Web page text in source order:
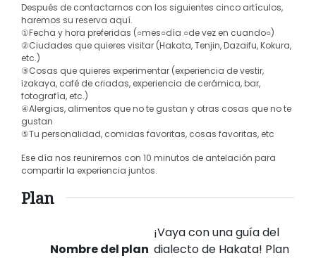
Después de contactarnos con los siguientes cinco artículos,
haremos su reserva aquí.
①Fecha y hora preferidas (○mes○día ○de vez en cuando○)
②Ciudades que quieres visitar (Hakata, Tenjin, Dazaifu, Kokura,
etc.)
③Cosas que quieres experimentar (experiencia de vestir,
izakaya, café de criadas, experiencia de cerámica, bar,
fotografía, etc.)
④Alergias, alimentos que no te gustan y otras cosas que no te
gustan
⑤Tu personalidad, comidas favoritas, cosas favoritas, etc
Ese día nos reuniremos con 10 minutos de antelación para
compartir la experiencia juntos.
Plan
Nombre del plan
¡Vaya con una guía del
dialecto de Hakata! Plan